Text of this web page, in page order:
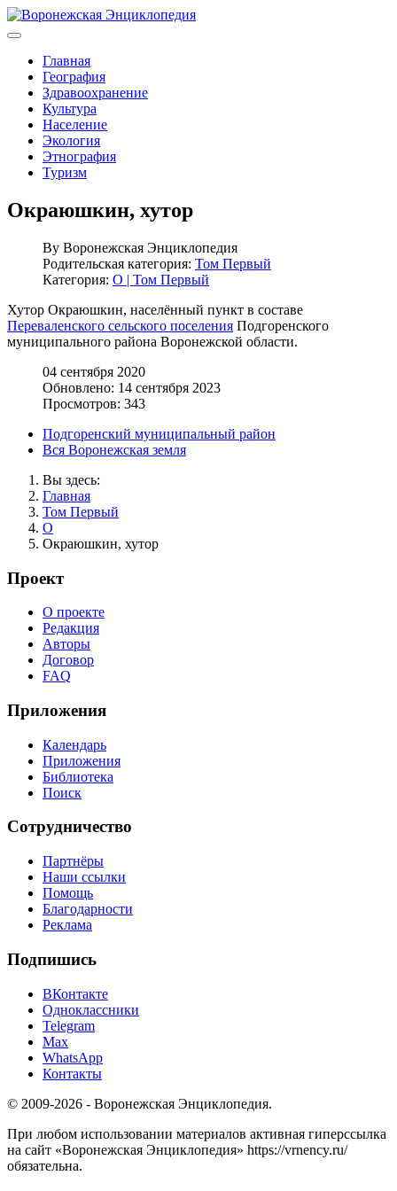
Главная
География
Здравоохранение
Культура
Население
Экология
Этнография
Туризм
Окраюшкин, хутор
By Воронежская Энциклопедия
Родительская категория: Том Первый
Категория: О | Том Первый
Хутор Окраюшкин, населённый пункт в составе
Переваленского сельского поселения Подгоренского
муниципального района Воронежской области.
04 сентября 2020
Обновлено: 14 сентября 2023
Просмотров: 343
Подгоренский муниципальный район
Вся Воронежская земля
Вы здесь:
Главная
Том Первый
О
Окраюшкин, хутор
Проект
О проекте
Редакция
Авторы
Договор
FAQ
Приложения
Календарь
Приложения
Библиотека
Поиск
Сотрудничество
Партнёры
Наши ссылки
Помощь
Благодарности
Реклама
Подпишись
ВКонтакте
Одноклассники
Telegram
Max
WhatsApp
Контакты
© 2009-2026 - Воронежская Энциклопедия.
При любом использовании материалов активная гиперссылка
на сайт «Воронежская Энциклопедия» https://vrnency.ru/
обязательна.